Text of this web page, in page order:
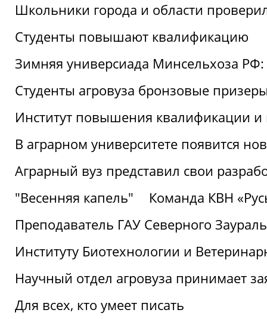
Школьники города и области
Студенты повышают квалификацию
Зимняя универсиада Минсельхоза
Студенты агровуза бронзовые
Институт повышения квалификации и
В аграрном университете появится
Аграрный вуз представил свои
"Весенняя капель"
Команда КВН
Преподаватель ГАУ Северного
Институту Биотехнологии и
Научный отдел агровуза принимает
Для всех, кто умеет писать